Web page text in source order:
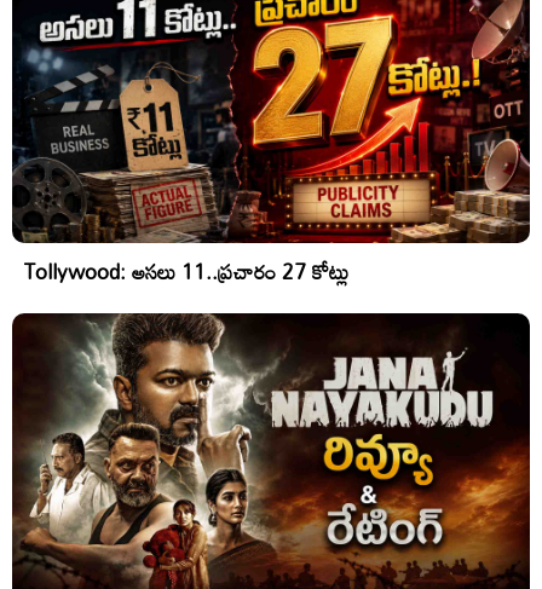
Tollywood: అసలు 11..ప్రచారం 27 కోట్లు